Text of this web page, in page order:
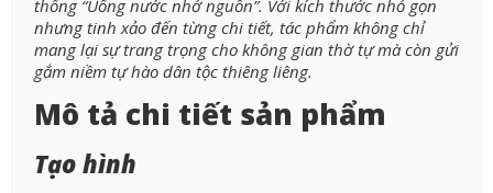
thống “Uống nước nhớ nguồn”. Với kích thước nhỏ gọn
nhưng tinh xảo đến từng chi tiết, tác phẩm không chỉ
mang lại sự trang trọng cho không gian thờ tự mà còn gửi
gắm niềm tự hào dân tộc thiêng liêng.
Mô tả chi tiết sản phẩm
Tạo hình